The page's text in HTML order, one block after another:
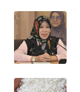
MARTABAT
NET
PLN